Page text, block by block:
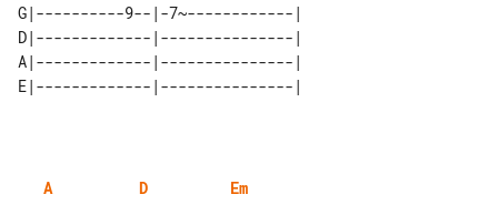
G|----------9--|-7~------------|
D|-------------|---------------|
A|-------------|---------------|
A D Em